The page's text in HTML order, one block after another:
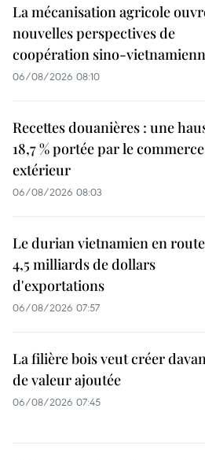
La mécanisation agricole
nouvelles perspectives de
coopération sino-
06/08/2026 08:10
Recettes douanières : une
18,7 % portée par le commerce
extérieur
06/08/2026 08:03
Le durian vietnamien en
4,5 milliards de dollars
d'exportations
06/08/2026 07:57
La filière bois veut créer
de valeur ajoutée
06/08/2026 07:45